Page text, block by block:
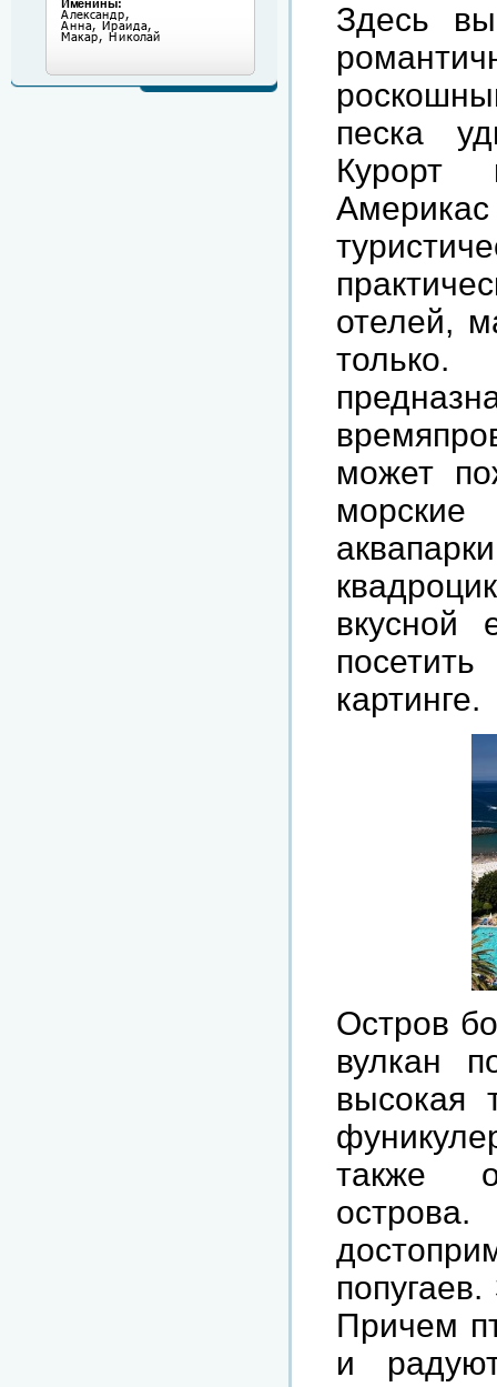
Здесь
вы
песка
Курорт
Америкас
отелей,
только
может
морские
аквапарки
вкусной
посетить
картинге.
Остров
вулкан
высокая
также
острова
попугаев.
Причем
и